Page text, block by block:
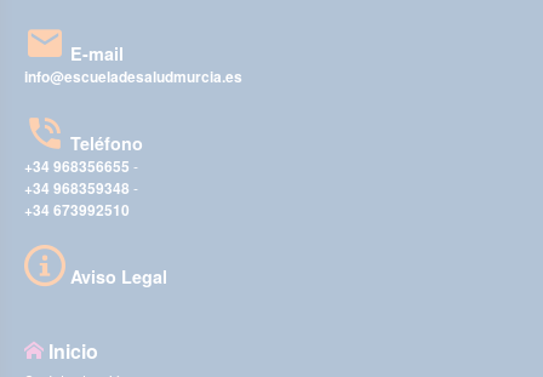
E-mail
info@escueladesaludmurcia.es
Teléfono
+34 968356655 -
+34 968359348 -
+34 673992510
Aviso Legal
Inicio